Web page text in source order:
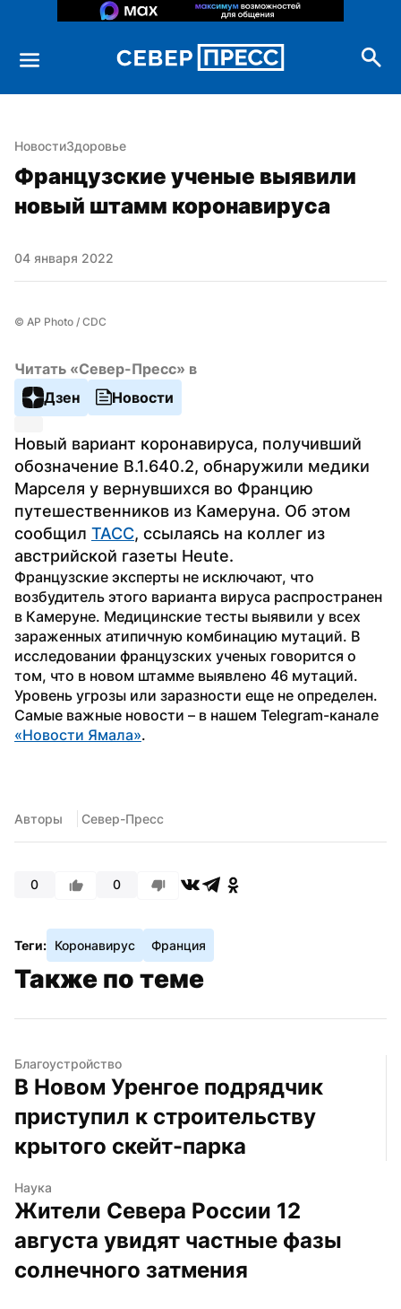
НовостиЗдоровье
Французские ученые выявили
новый штамм коронавируса
04 января 2022
© AP Photo / CDC
Читать «Север-Пресс» в
Дзен
Новости
Новый вариант коронавируса, получивший
обозначение B.1.640.2, обнаружили медики
Марселя у вернувшихся во Францию
путешественников из Камеруна. Об этом
сообщил ТАСС, ссылаясь на коллег из
австрийской газеты Heute.
Французские эксперты не исключают, что
возбудитель этого варианта вируса распространен
в Камеруне. Медицинские тесты выявили у всех
зараженных атипичную комбинацию мутаций. В
исследовании французских ученых говорится о
том, что в новом штамме выявлено 46 мутаций.
Уровень угрозы или заразности еще не определен.
«Новости Ямала».
Авторы Север-Пресс
0 0
Теги: Коронавирус Франция
Также по теме
Благоустройство
В Новом Уренгое подрядчик
приступил к строительству
крытого скейт-парка
Наука
Жители Севера России 12
августа увидят частные фазы
солнечного затмения